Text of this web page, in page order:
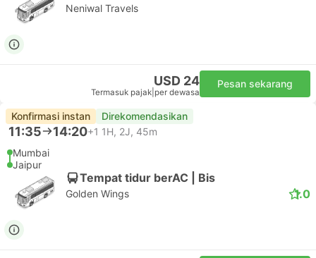
Neniwal Travels
USD 24
Termasuk pajak per dewasa
Pesan sekarang
Konfirmasi instan Direkomendasikan
11:35 14:20+1 1H, 2J, 45m
Mumbai
Jaipur
Tempat tidur berAC | Bis
Golden Wings 1.0